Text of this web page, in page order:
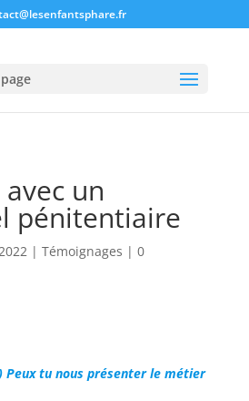
un
pénitentiaire
| Témoignages | 0
Peux tu nous présenter le métier